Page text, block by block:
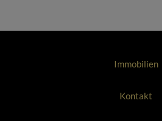
Immobilien
Kontakt